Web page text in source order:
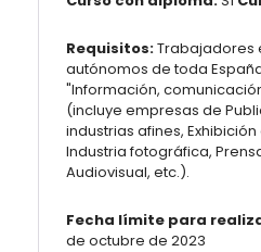
Requisitos:Trabajadores
autónomos de toda
"Información,
(incluye empresas de
industrias afines,
Industria fotográfica,
Audiovisual, etc.).
Fecha límite para
de octubre de 2023